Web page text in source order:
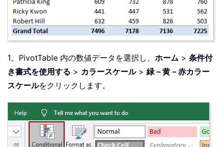
1。PivotTable 内の数値データを選択し、 ホーム > 条件付
き書式を使用する > カラースケール> 緑－黄－赤カラー
スケールをクリックします。